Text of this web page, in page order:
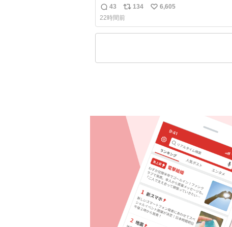
人2枚目
返
信
数
43
リ
ポ
ス
134
い
ね
6,605
22時間前